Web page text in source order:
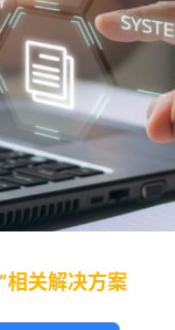
相关解决方案